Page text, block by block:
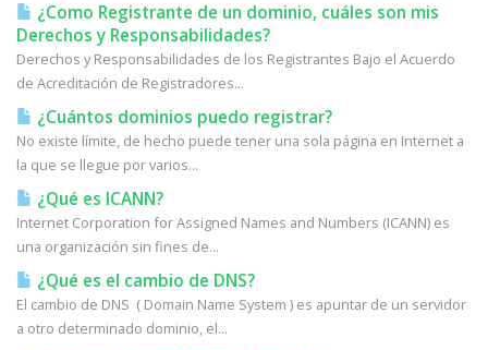
¿Como Registrante de un dominio, cuáles son mis
Derechos y Responsabilidades?
Derechos y Responsabilidades de los Registrantes Bajo el Acuerdo
de Acreditación de Registradores...
¿Cuántos dominios puedo registrar?
No existe límite, de hecho puede tener una sola página en Internet a
la que se llegue por varios...
¿Qué es ICANN?
Internet Corporation for Assigned Names and Numbers (ICANN) es
una organización sin fines de...
¿Qué es el cambio de DNS?
El cambio de DNS ( Domain Name System ) es apuntar de un servidor
a otro determinado dominio, el...